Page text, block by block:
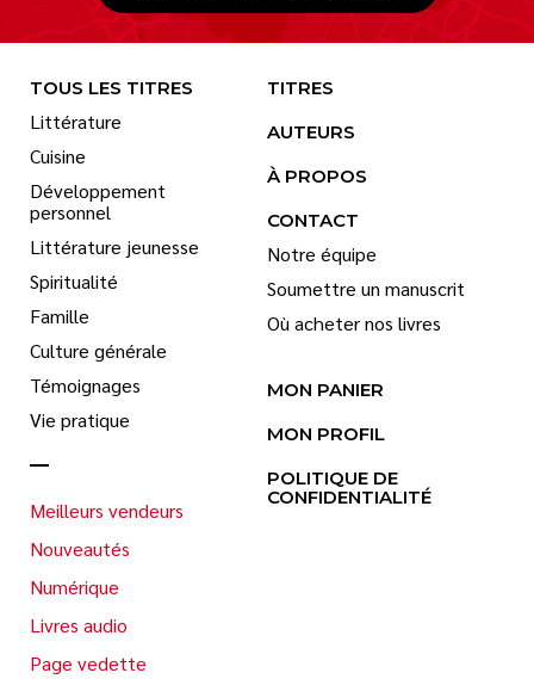
TOUS LES TITRES
Littérature
Cuisine
Développement
personnel
Littérature jeunesse
Spiritualité
Famille
Culture générale
Témoignages
Vie pratique
Meilleurs vendeurs
Nouveautés
Numérique
Livres audio
Page vedette
TITRES
AUTEURS
À PROPOS
CONTACT
Notre équipe
Soumettre un manuscrit
Où acheter nos livres
MON PANIER
MON PROFIL
POLITIQUE DE
CONFIDENTIALITÉ